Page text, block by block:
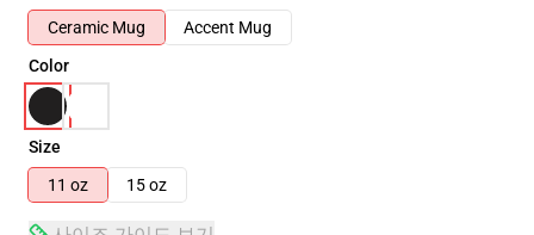
Ceramic Mug
Accent Mug
Color
Size
11 oz
15 oz